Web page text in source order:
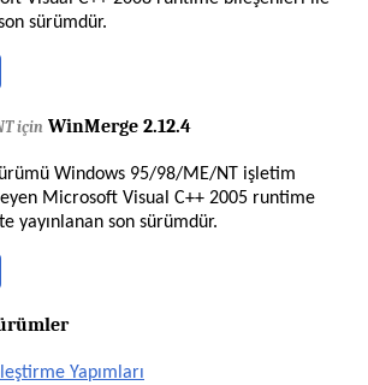
sürümdür.
için WinMerge 2.12.4
Windows 95/98/ME/NT işletim
Microsoft Visual C++ 2005 runtime
yayınlanan son sürümdür.
Yapımları